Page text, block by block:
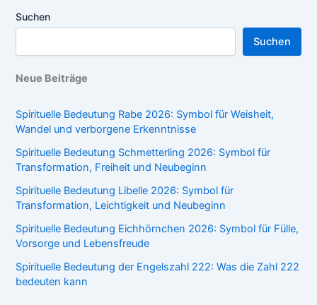
Suchen
Suchen
Neue Beiträge
Spirituelle Bedeutung Rabe 2026: Symbol für Weisheit,
Wandel und verborgene Erkenntnisse
Spirituelle Bedeutung Schmetterling 2026: Symbol für
Transformation, Freiheit und Neubeginn
Spirituelle Bedeutung Libelle 2026: Symbol für
Transformation, Leichtigkeit und Neubeginn
Spirituelle Bedeutung Eichhörnchen 2026: Symbol für Fülle,
Vorsorge und Lebensfreude
Spirituelle Bedeutung der Engelszahl 222: Was die Zahl 222
bedeuten kann